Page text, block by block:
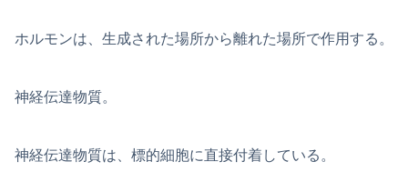
ホルモンは、生成された場所から離れた場所で作用する。
神経伝達物質。
神経伝達物質は、標的細胞に直接付着している。